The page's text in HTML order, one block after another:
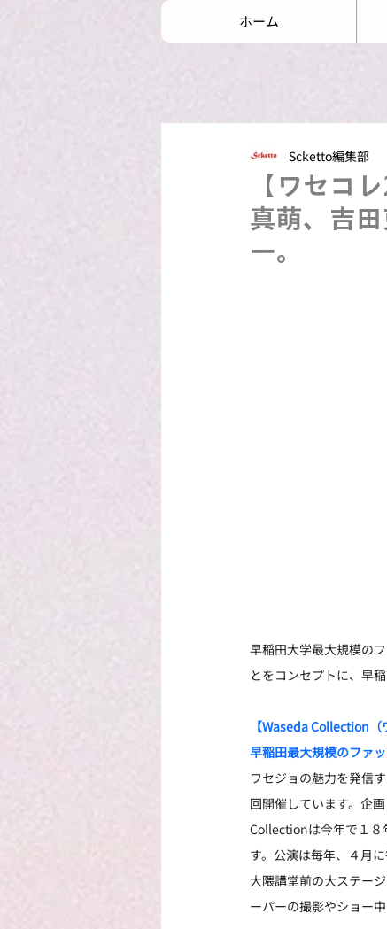
ホーム
【ワセコ
真萌、吉
ー。
Scketto編集部
早稲田大学最大規模の
とをコンセプトに、早
【Waseda Collection（
早稲田最大規模のファ
ワセジョの魅力を発信
回開催しています。企
Collectionは今年で１８
す。公演は毎年、４月
大隈講堂前の大ステー
ーパーの撮影やショー